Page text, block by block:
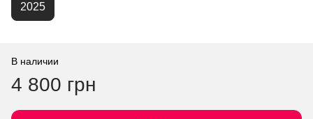
2025
В наличии
4 800 грн